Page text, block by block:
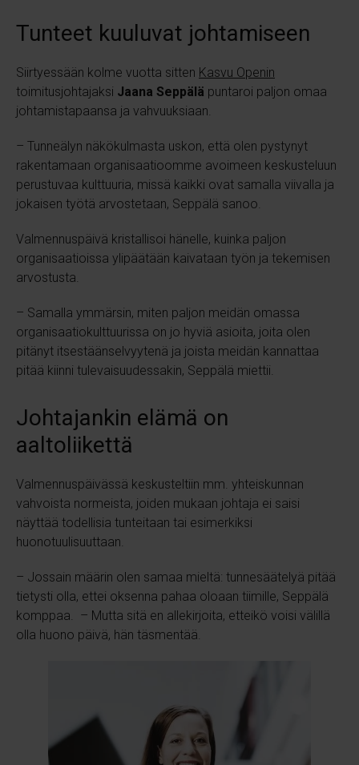
Tunteet kuuluvat johtamiseen
Siirtyessään kolme vuotta sitten Kasvu Openin
toimitusjohtajaksi Jaana Seppälä puntaroi paljon omaa
johtamistapaansa ja vahvuuksiaan.
– Tunneälyn näkökulmasta uskon, että olen pystynyt
rakentamaan organisaatioomme avoimeen keskusteluun
perustuvaa kulttuuria, missä kaikki ovat samalla viivalla ja
jokaisen työtä arvostetaan, Seppälä sanoo.
Valmennuspäivä kristallisoi hänelle, kuinka paljon
organisaatioissa ylipäätään kaivataan työn ja tekemisen
arvostusta.
– Samalla ymmärsin, miten paljon meidän omassa
organisaatiokulttuurissa on jo hyviä asioita, joita olen
pitänyt itsestäänselvyytenä ja joista meidän kannattaa
pitää kiinni tulevaisuudessakin, Seppälä miettii.
Johtajankin elämä on
aaltoliikettä
Valmennuspäivässä keskusteltiin mm. yhteiskunnan
vahvoista normeista, joiden mukaan johtaja ei saisi
näyttää todellisia tunteitaan tai esimerkiksi
huonotuulisuuttaan.
– Jossain määrin olen samaa mieltä: tunnesäätelyä pitää
tietysti olla, ettei oksenna pahaa oloaan tiimille, Seppälä
komppaa. – Mutta sitä en allekirjoita, etteikö voisi välillä
olla huono päivä, hän täsmentää.